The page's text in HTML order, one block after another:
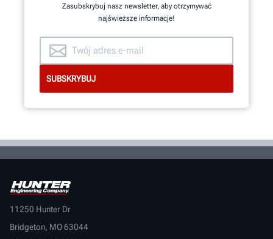
Zasubskrybuj nasz newsletter, aby otrzymywać
najświeższe informacje!
11250 Hunter Dr
Bridgeton, MO 63044